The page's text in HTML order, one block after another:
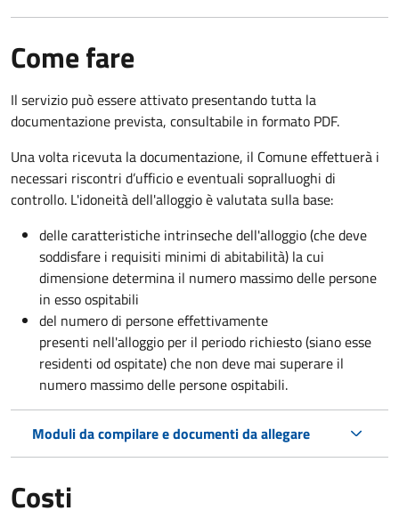
Come fare
Il servizio può essere attivato presentando tutta la
documentazione prevista, consultabile in formato PDF.
Una volta ricevuta la documentazione, il Comune effettuerà i
necessari riscontri d’ufficio e eventuali sopralluoghi di
controllo. L'idoneità dell'alloggio è valutata sulla base:
delle caratteristiche intrinseche dell'alloggio (che deve
soddisfare i requisiti minimi di abitabilità) la cui
dimensione determina il numero massimo delle persone
in esso ospitabili
del numero di persone effettivamente
presenti nell'alloggio per il periodo richiesto (siano esse
residenti od ospitate) che non deve mai superare il
numero massimo delle persone ospitabili.
Moduli da compilare e documenti da allegare
Costi